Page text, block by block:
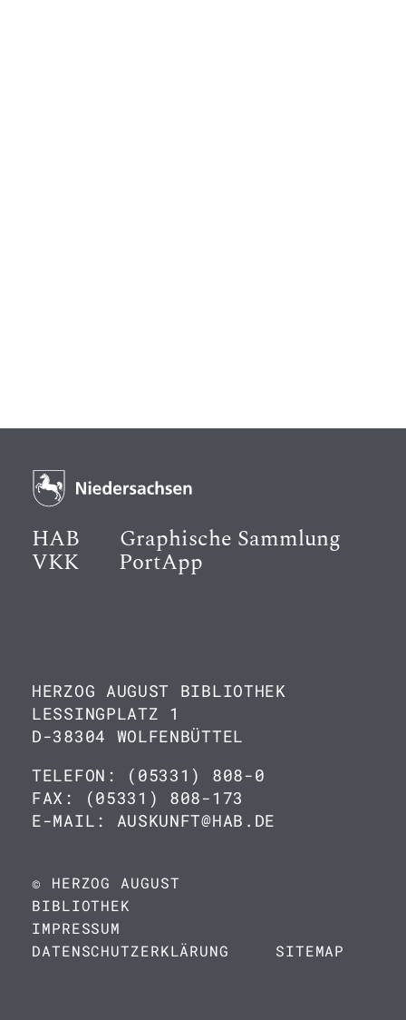
HAB Graphische Sammlung
VKK PortApp
HERZOG AUGUST BIBLIOTHEK
LESSINGPLATZ 1
D-38304 WOLFENBÜTTEL
TELEFON: (05331) 808-0
FAX: (05331) 808-173
E-MAIL: AUSKUNFT@HAB.DE
© HERZOG AUGUST
BIBLIOTHEK
IMPRESSUM
DATENSCHUTZERKLÄRUNG
SITEMAP